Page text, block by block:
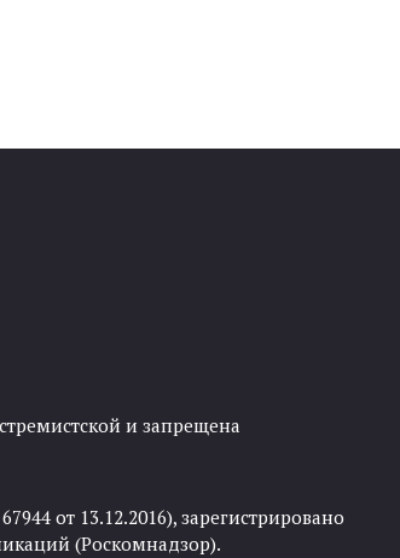
и запрещена
от 13.12.2016), зарегистрировано
(Роскомнадзор).